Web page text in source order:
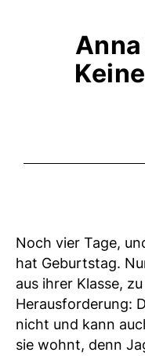
Noch vier Tage,
hat Geburtstag.
aus ihrer Klasse,
Herausforderung:
nicht und kann
sie wohnt, denn